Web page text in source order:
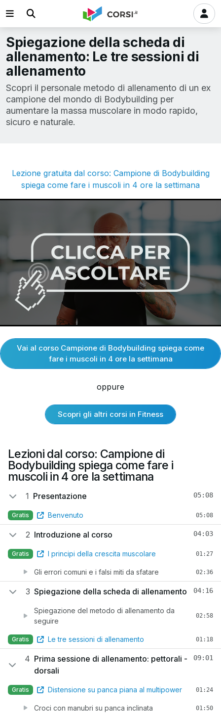
Spiegazione della scheda di
allenamento: Le tre sessioni di
allenamento
Scopri il personale metodo di allenamento di un ex
campione del mondo di Bodybuilding per
aumentare la massa muscolare in modo rapido,
sicuro e naturale.
Lezione gratuita dal corso: Campione di Bodybuilding
spiega come fare i muscoli in 4 ore la settimana
Vai al corso Campione di Bodybuilding spiega come
fare i muscoli in 4 ore la settimana
oppure
Scopri gli altri corsi in Fitness
Lezioni dal corso: Campione di
Bodybuilding spiega come fare i
muscoli in 4 ore la settimana
1 Presentazione 05:08
Gratis Benvenuto 05:08
2 Introduzione al corso 04:03
Gratis I principi della crescita muscolare 01:27
Gli errori comuni e i falsi miti da sfatare 02:36
3 Spiegazione della scheda di allenamento 04:16
Spiegazione del metodo di allenamento da
seguire
02:58
Gratis Le tre sessioni di allenamento 01:18
4 Prima sessione di allenamento: pettorali -
dorsali
09:01
Gratis Distensione su panca piana al multipower 01:24
Croci con manubri su panca inclinata 01:50